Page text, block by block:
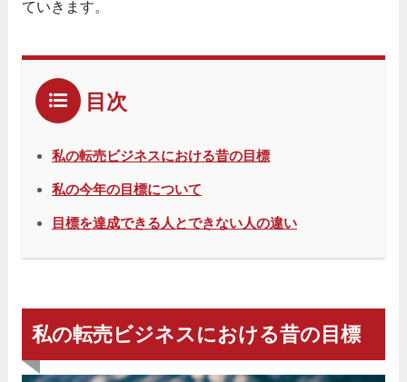
ていきます。
目次
私の転売ビジネスにおける昔の目標
私の今年の目標について
目標を達成できる人とできない人の違い
私の転売ビジネスにおける昔の目標